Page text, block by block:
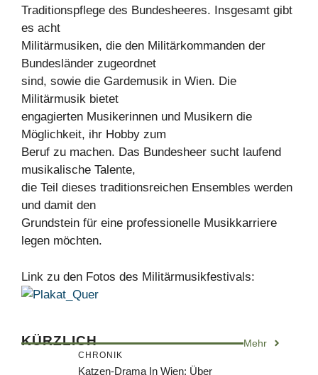
Traditionspflege des Bundesheeres. Insgesamt gibt
es acht
Militärmusiken, die den Militärkommanden der
Bundesländer zugeordnet
sind, sowie die Gardemusik in Wien. Die
Militärmusik bietet
engagierten Musikerinnen und Musikern die
Möglichkeit, ihr Hobby zum
Beruf zu machen. Das Bundesheer sucht laufend
musikalische Talente,
die Teil dieses traditionsreichen Ensembles werden
und damit den
Grundstein für eine professionelle Musikkarriere
legen möchten.
Link zu den Fotos des Militärmusikfestivals:
KÜRZLICH Mehr
CHRONIK
Katzen-Drama In Wien: Über